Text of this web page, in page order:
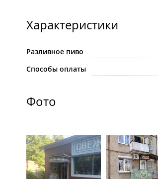
Характеристики
Разливное пиво
Способы оплаты
Фото